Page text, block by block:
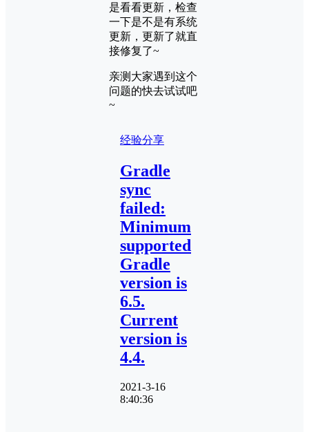
是看看更新，检查
一下是不是有系统
更新，更新了就直
接修复了~
亲测大家遇到这个
问题的快去试试吧
~
经验分享
Gradle
sync
failed:
Minimum
supported
Gradle
version is
6.5.
Current
version is
4.4.
2021-3-16
8:40:36